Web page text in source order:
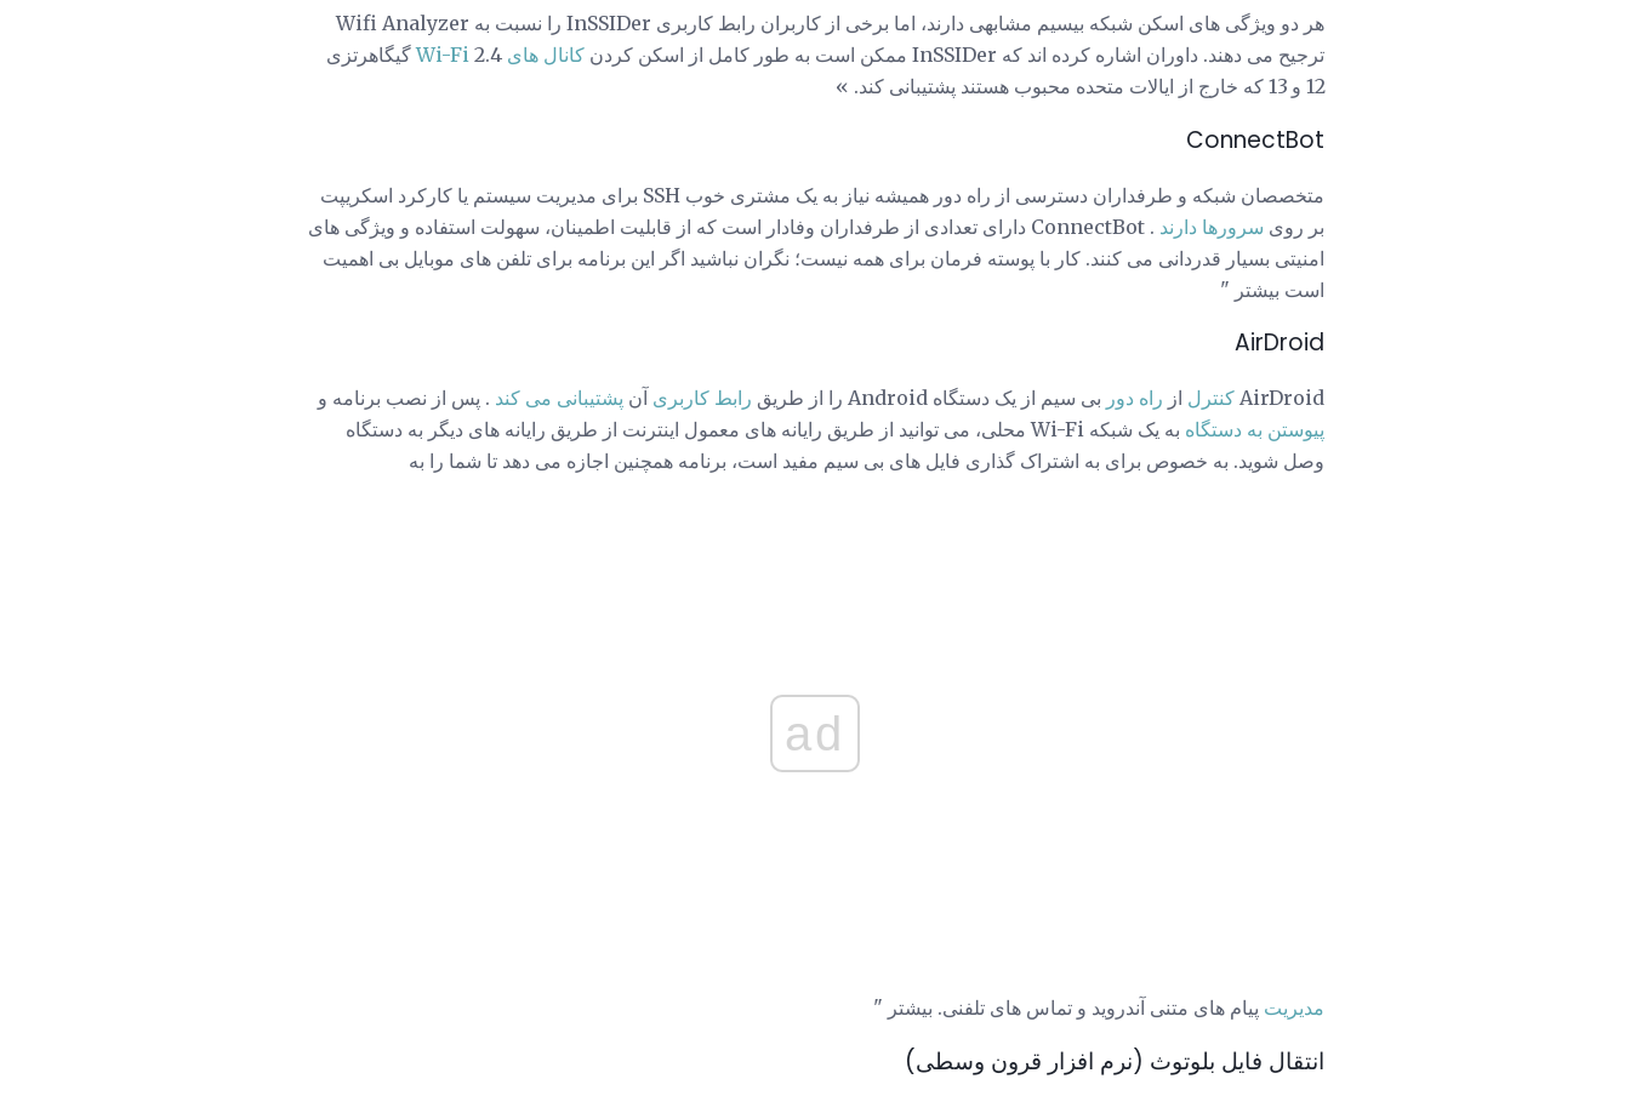
هر دو ویژگی های اسکن شبکه بیسیم مشابهی دارند، اما برخی از کاربران رابط کاربری InSSIDer را نسبت به Wifi Analyzer
ترجیح می دهند. داوران اشاره کرده اند که InSSIDer ممکن است به طور کامل از اسکن کردن
کانال های Wi-Fi
2.4 گیگاهرتزی
12 و 13 که خارج از ایالات متحده محبوب هستند پشتیبانی کند. »
ConnectBot
متخصصان شبکه و طرفداران دسترسی از راه دور همیشه نیاز به یک مشتری خوب SSH برای مدیریت سیستم یا کارکرد اسکریپت
بر روی سرورها دارند
. ConnectBot دارای تعدادی از طرفداران وفادار است که از قابلیت اطمینان، سهولت استفاده و ویژگی های
امنیتی بسیار قدردانی می کنند. کار با پوسته فرمان برای همه نیست؛ نگران نباشید اگر این برنامه برای تلفن های موبایل بی اهمیت
است بیشتر "
AirDroid
AirDroid کنترل از راه دور بی سیم از یک دستگاه Android را از طریق رابط کاربری آن پشتیبانی می کند . پس از نصب برنامه و
پیوستن به دستگاه
به یک شبکه Wi-Fi محلی، می توانید از طریق رایانه های معمول اینترنت از طریق رایانه های دیگر به دستگاه
وصل شوید. به خصوص برای به اشتراک گذاری فایل های بی سیم مفید است، برنامه همچنین اجازه می دهد تا شما را به
ad
مدیریت پیام های متنی آندروید و تماس های تلفنی. بیشتر "
انتقال فایل بلوتوث (نرم افزار قرون وسطی)